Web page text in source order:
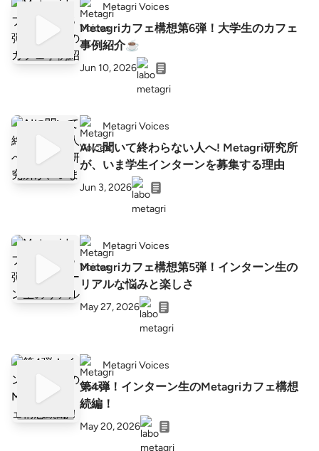
Metagri Voices
Metagriカフェ構想第6弾！大学生のカフェ
事例紹介☕
Jun 10, 2026
Metagri Voices
AIに聞いて終わらない人へ! Metagri研究所
が、いま学生インターンを募集する理由
Jun 3, 2026
Metagri Voices
Metagriカフェ構想第5弾！インターン生の
リアルな悩みと楽しさ
May 27, 2026
Metagri Voices
第4弾！インターン生のMetagriカフェ構想
続編！
May 20, 2026